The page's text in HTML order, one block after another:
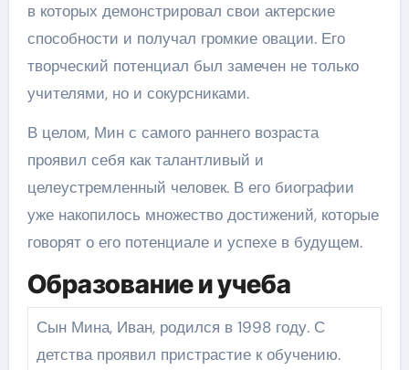
в которых демонстрировал свои актерские
способности и получал громкие овации. Его
творческий потенциал был замечен не только
учителями, но и сокурсниками.
В целом, Мин с самого раннего возраста
проявил себя как талантливый и
целеустремленный человек. В его биографии
уже накопилось множество достижений, которые
говорят о его потенциале и успехе в будущем.
Образование и учеба
Сын Мина, Иван, родился в 1998 году. С
детства проявил пристрастие к обучению.